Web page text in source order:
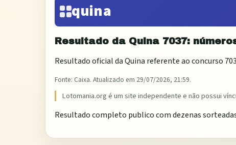
quina
Resultado da Quina 7037:
Resultado oficial daQuina referente ao concurso
Fonte: Caixa. Atualizado em 29/07/2026, 21:59.
Lotomania.org é um site independente e não possui
Resultado completo publico com dezenas